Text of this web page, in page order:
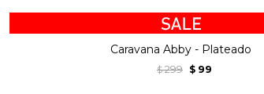
Caravana Abby - Plateado
$ 299 $ 99